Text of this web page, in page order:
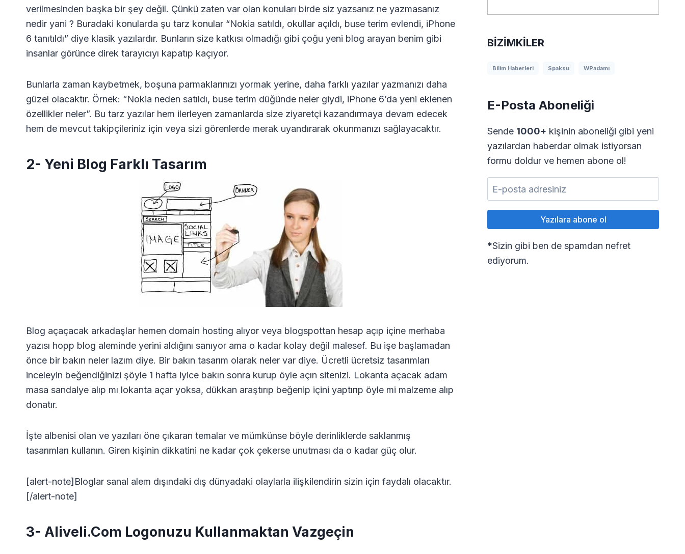
verilmesinden başka bir şey değil. Çünkü zaten var olan konuları birde siz yazsanız ne yazmasanız
nedir yani ? Buradaki konularda şu tarz konular “Nokia satıldı, okullar açıldı, buse terim evlendi, iPhone
6 tanıtıldı” diye klasik yazılardır. Bunların size katkısı olmadığı gibi çoğu yeni blog arayan benim gibi
insanlar görünce direk tarayıcıyı kapatıp kaçıyor.
Bunlarla zaman kaybetmek, boşuna parmaklarınızı yormak yerine, daha farklı yazılar yazmanızı daha
güzel olacaktır. Örnek: “Nokia neden satıldı, buse terim düğünde neler giydi, iPhone 6’da yeni eklenen
özellikler neler”. Bu tarz yazılar hem ilerleyen zamanlarda size ziyaretçi kazandırmaya devam edecek
hem de mevcut takipçileriniz için veya sizi görenlerde merak uyandırarak okunmanızı sağlayacaktır.
2- Yeni Blog Farklı Tasarım
Blog açaçacak arkadaşlar hemen domain hosting alıyor veya blogspottan hesap açıp içine merhaba
yazısı hopp blog aleminde yerini aldığını sanıyor ama o kadar kolay değil malesef. Bu işe başlamadan
önce bir bakın neler lazım diye. Bir bakın tasarım olarak neler var diye. Ücretli ücretsiz tasarımları
inceleyin beğendiğinizi şöyle 1 hafta iyice bakın sonra kurup öyle açın sitenizi. Lokanta açacak adam
masa sandalye alıp mı lokanta açar yoksa, dükkan araştırıp beğenip içini yaptırıp öyle mi malzeme alıp
donatır.
İşte albenisi olan ve yazıları öne çıkaran temalar ve mümkünse böyle derinliklerde saklanmış
tasarımları kullanın. Giren kişinin dikkatini ne kadar çok çekerse unutması da o kadar güç olur.
[alert-note]Bloglar sanal alem dışındaki dış dünyadaki olaylarla ilişkilendirin sizin için faydalı olacaktır.
[/alert-note]
3- Aliveli.com Logonuzu Kullanmaktan Vazgeçin
BIZIMKILER
Bilim Haberleri Spaksu WPadamı
E-Posta Aboneliği
Sende 1000+ kişinin aboneliği gibi yeni
yazılardan haberdar olmak istiyorsan
formu doldur ve hemen abone ol!
*Sizin gibi ben de spamdan nefret
ediyorum.